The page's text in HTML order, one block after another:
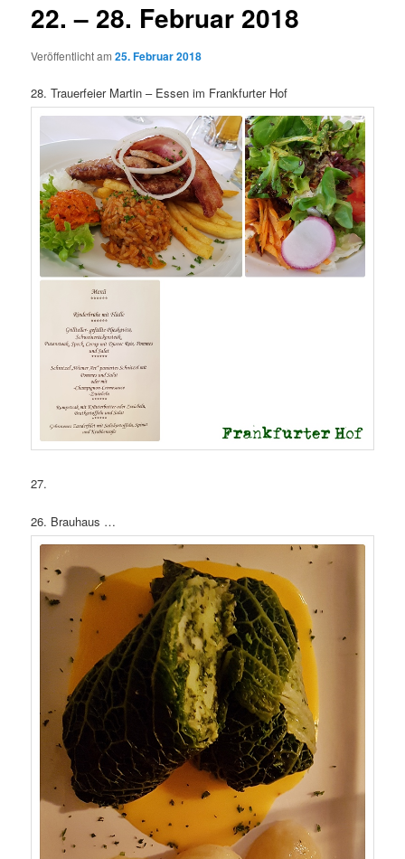
22. – 28. Februar 2018
Veröffentlicht am25. Februar 2018
28. Trauerfeier Martin – Essen im Frankfurter Hof
27.
26. Brauhaus …